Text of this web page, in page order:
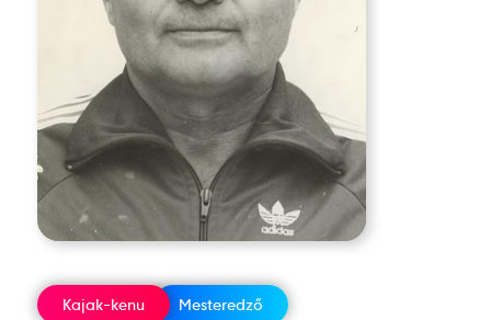
Kajak-kenu Mesteredző